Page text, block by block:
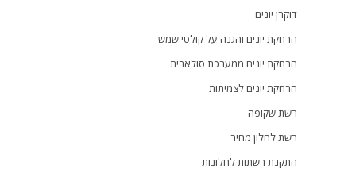
דוקרן יונים
הרחקת יונים והגנה על קולטי שמש
הרחקת יונים ממערכת סולארית
הרחקת יונים לצמיתות
רשת שקופה
רשת לחלון מחיר
התקנת רשתות לחלונות